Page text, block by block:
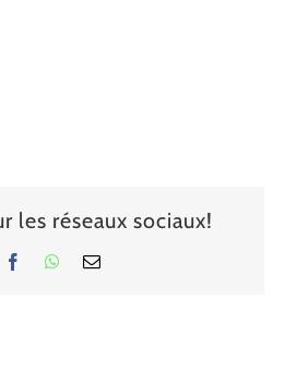
les réseaux sociaux!
FacebookWhatsApp
Email